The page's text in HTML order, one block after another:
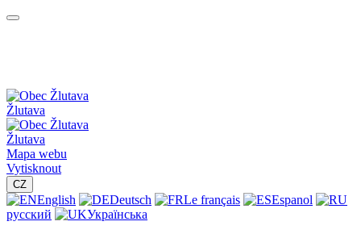
Žlutava
Žlutava
Mapa webu
Vytisknout
CZ
English Deutsch Le français
Espanol
русский
Українська